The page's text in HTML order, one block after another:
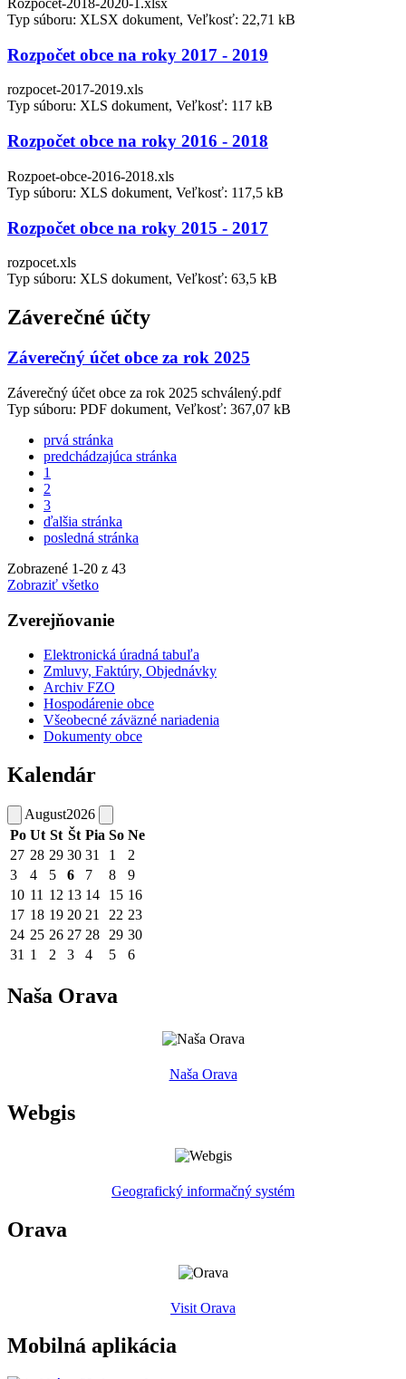
Rozpocet-2018-2020-1.xlsx
Typ súboru: XLSX dokument, Veľkosť: 22,71 kB
Rozpočet obce na roky 2017 - 2019
rozpocet-2017-2019.xls
Typ súboru: XLS dokument, Veľkosť: 117 kB
Rozpočet obce na roky 2016 - 2018
Rozpoet-obce-2016-2018.xls
Typ súboru: XLS dokument, Veľkosť: 117,5 kB
Rozpočet obce na roky 2015 - 2017
rozpocet.xls
Typ súboru: XLS dokument, Veľkosť: 63,5 kB
Záverečné účty
Záverečný účet obce za rok 2025
Záverečný účet obce za rok 2025 schválený.pdf
Typ súboru: PDF dokument, Veľkosť: 367,07 kB
prvá stránka
predchádzajúca stránka
1
2
3
ďalšia stránka
posledná stránka
Zobrazené 1-20 z 43
Zobraziť všetko
Zverejňovanie
Elektronická úradná tabuľa
Zmluvy, Faktúry, Objednávky
Archiv FZO
Hospodárenie obce
Všeobecné záväzné nariadenia
Dokumenty obce
Kalendár
August2026
Po Ut St Št Pia So Ne
27 28 29 30 31 1
2
3
4 5 6 7 8
9
10 11 12 13 14 15 16
17 18 19 20 21 22 23
24 25 26 27 28 29 30
31 1 2 3 4 5 6
Naša Orava
Naša Orava
Webgis
Geografický informačný systém
Orava
Visit Orava
Mobilná aplikácia